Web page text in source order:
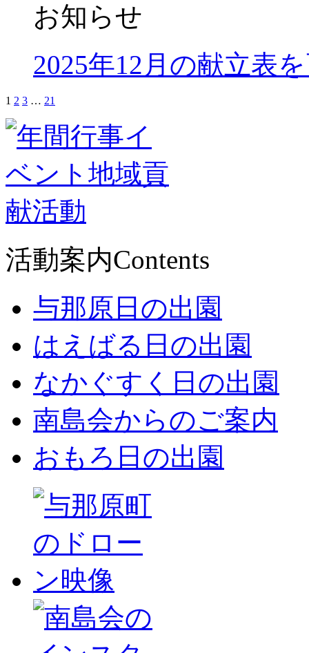
お知らせ
2025年12月の献立表
1 2 3 … 21
活動案内Contents
与那原日の出園
はえばる日の出園
なかぐすく日の出園
南島会からのご案内
おもろ日の出園